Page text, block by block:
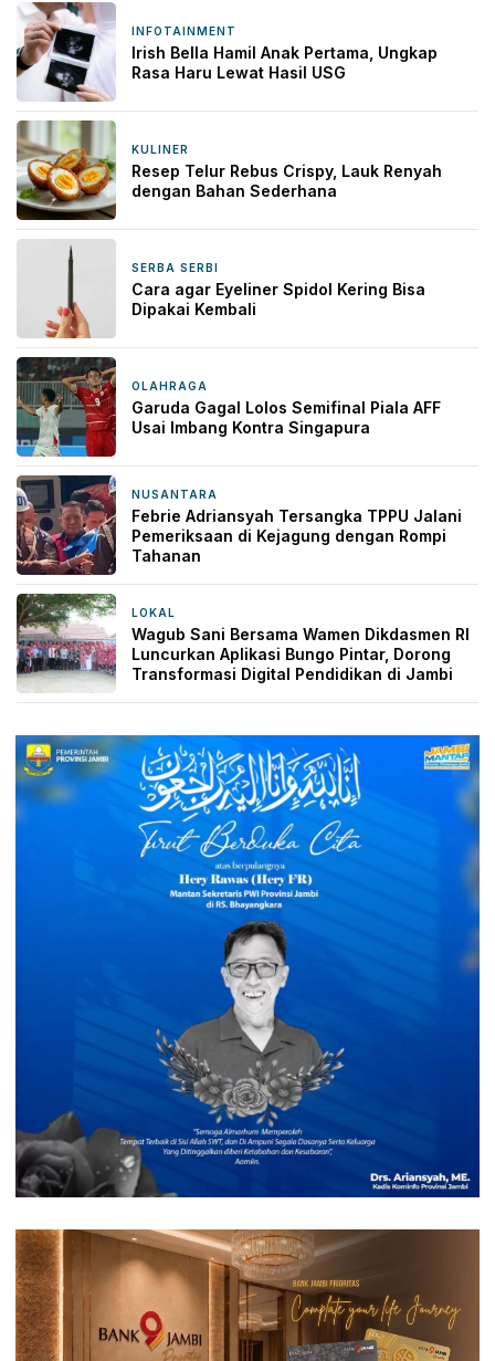
INFOTAINMENT
Irish Bella Hamil Anak Pertama, Ungkap
Rasa Haru Lewat Hasil USG
KULINER
Resep Telur Rebus Crispy, Lauk Renyah
dengan Bahan Sederhana
SERBA SERBI
Cara agar Eyeliner Spidol Kering Bisa
Dipakai Kembali
OLAHRAGA
Garuda Gagal Lolos Semifinal Piala AFF
Usai Imbang Kontra Singapura
NUSANTARA
Febrie Adriansyah Tersangka TPPU Jalani
Pemeriksaan di Kejagung dengan Rompi
Tahanan
LOKAL
Wagub Sani Bersama Wamen Dikdasmen RI
Luncurkan Aplikasi Bungo Pintar, Dorong
Transformasi Digital Pendidikan di Jambi